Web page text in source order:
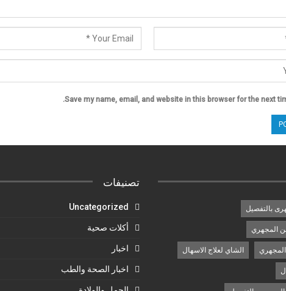
Save my name, email, and website in this browser for the next
بالتفصيل
المجهري
المجهري الشاي لعلاج الاسهال
تصنيفات
Uncategorized
أكلات صحية
اخبار
اخبار الصحة والطب